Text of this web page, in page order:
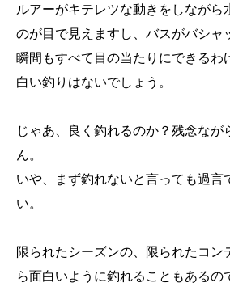
ルアーがキテレツな動きをしながら
のが目で見えますし、バスがバシャ
瞬間もすべて目の当たりにできるわ
白い釣りはないでしょう。
じゃあ、良く釣れるのか？残念なが
ん。
いや、まず釣れないと言っても過言
い。
限られたシーズンの、限られたコン
ら面白いように釣れることもあるの